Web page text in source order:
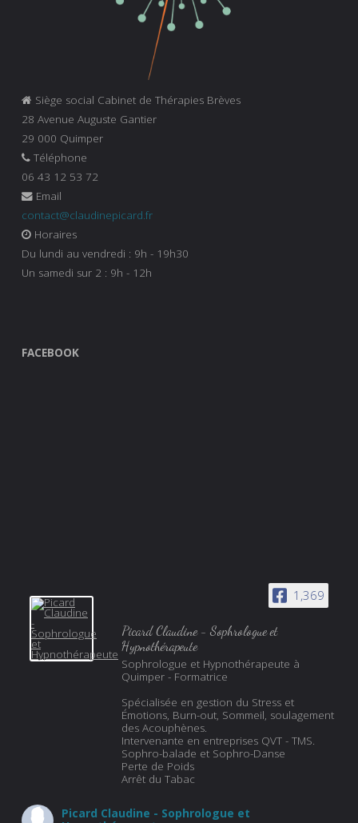
Siège social Cabinet de Thérapies Brèves
28 Avenue Auguste Gantier
29 000 Quimper
Téléphone
06 43 12 53 72
Email
contact@claudinepicard.fr
Horaires
Du lundi au vendredi : 9h - 19h30
Un samedi sur 2 : 9h - 12h
FACEBOOK
1,369
Picard Claudine - Sophrologue et
Hypnothérapeute
Sophrologue et Hypnothérapeute à
Quimper - Formatrice
Spécialisée en gestion du Stress et
Émotions, Burn-out, Sommeil, soulagement
des Acouphènes.
Intervenante en entreprises QVT - TMS.
Sophro-balade et Sophro-Danse
Perte de Poids
Arrêt du Tabac
Picard Claudine - Sophrologue et